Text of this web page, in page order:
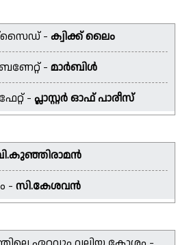
- ക്വിക്ക് ലൈം
- മാർബിൾ
- പ്ലാസ്റ്റർ ഓഫ് പാരീസ്
- സി.കേശവൻ